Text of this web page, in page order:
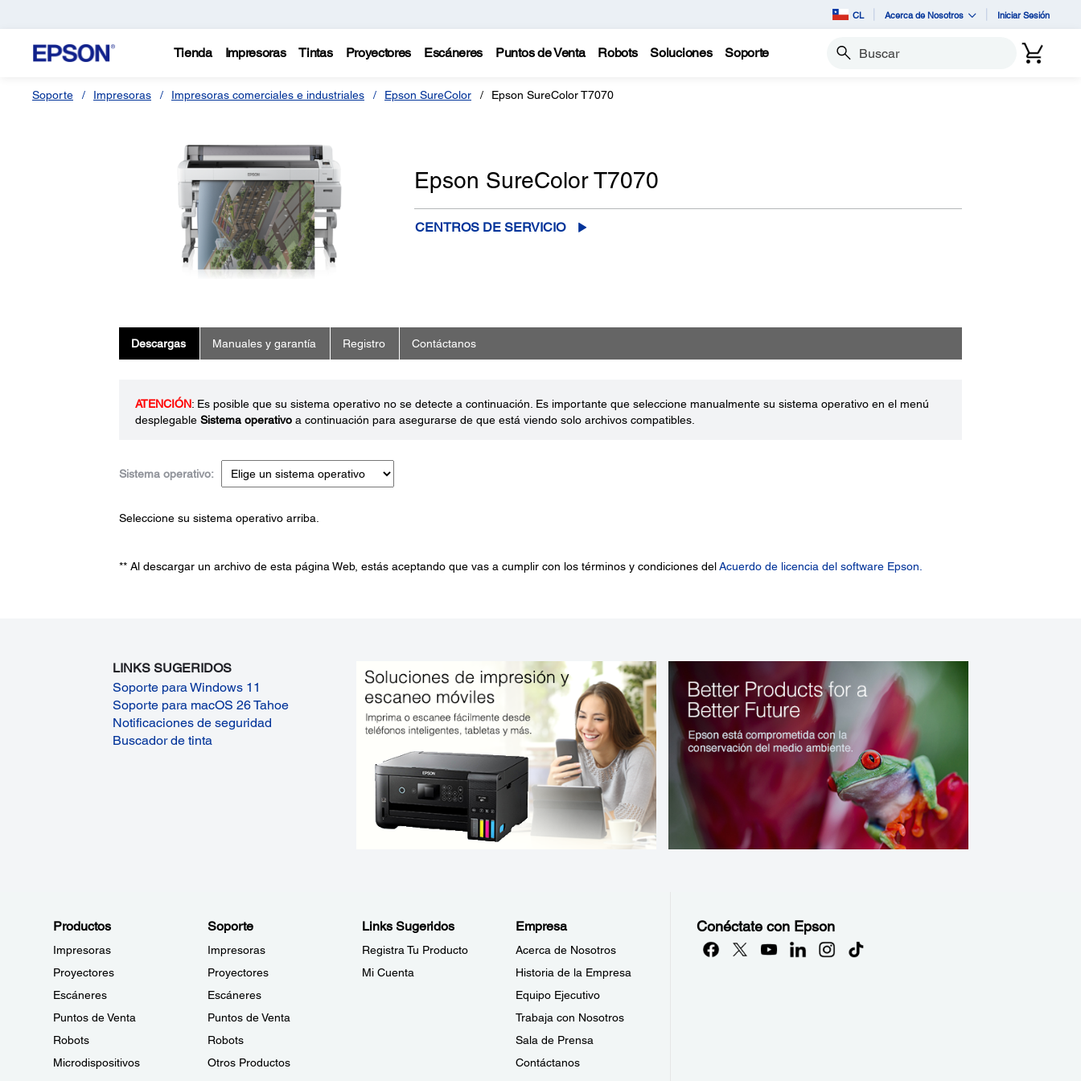
CL Acerca de Nosotros Iniciar Sesión
Tienda Impresoras Tintas Proyectores Escáneres Puntos de Venta Robots Soluciones Soporte Buscar
Soporte Impresoras Impresoras comerciales e industriales Epson SureColor Epson SureColor T7070
Epson SureColor T7070
CENTROS DE SERVICIO
Descargas Manuales y garantía Registro Contáctanos
ATENCIÓN: Es posible que su sistema operativo no se detecte a continuación. Es importante que seleccione manualmente su sistema operativo en el menú
desplegable Sistema operativoa continuación para asegurarse de que está viendo solo archivos compatibles.
Sistema operativo:
Seleccione su sistema operativo arriba.
** Al descargar un archivo de esta página Web, estás aceptando que vas a cumplir con los términos y condiciones delAcuerdo de licencia del software Epson.
LINKS SUGERIDOS
Soporte para Windows 11
Soporte para macOS 26 Tahoe
Notificaciones de seguridad
Buscador de tinta
Productos
Impresoras
Proyectores
Escáneres
Puntos de Venta
Robots
Microdispositivos
Soporte
Impresoras
Proyectores
Escáneres
Puntos de Venta
Robots
Otros Productos
Links Sugeridos
Registra Tu Producto
Mi Cuenta
Empresa
Acerca de Nosotros
Historia de la Empresa
Equipo Ejecutivo
Trabaja con Nosotros
Sala de Prensa
Contáctanos
Conéctate con Epson